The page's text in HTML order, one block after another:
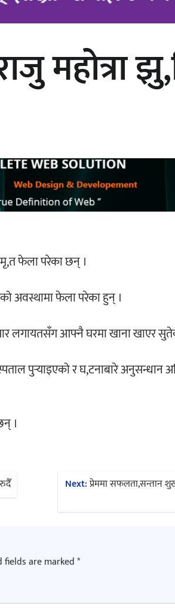
चलचित्र ‘माया
गीत सार्वजनिक
महोत्रा
फेला परेका छन् ।
अवस्थामा फेला परेका हुन् ।
लगायतसँग आफ्नै घरमा खाना खाएर
पुर्‍याइएको र घ,टनाबारे अनुसन्धान
।
Next:प्रेममा सफलता,सन्तान
fields are marked*